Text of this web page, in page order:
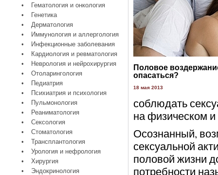
•
Гематология и онкология
•
Генетика
•
Дерматология
•
Иммунология и аллергология
•
Инфекционные заболевания
•
Кардиология и ревматология
•
Неврология и нейрохирургия
•
Отоларингология
•
Педиатрия
•
Психиатрия и психология
•
Пульмонология
•
Реаниматология
•
Сексология
•
Стоматология
•
Трансплантология
•
Урология и нефрология
•
Хирургия
•
Эндокринология
Половое
опасаться?
18 мая 2013
соблюдать
на физическом
Осознанный,
сексуальной
половой жизни
потребности